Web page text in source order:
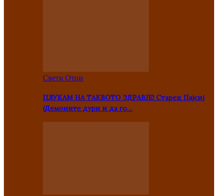
Свети Отци
ПЛУКАМ НА ТАКВОТО ЗДРАВЈЕ! Старец Пајсиј
(Демоните дури и да го…